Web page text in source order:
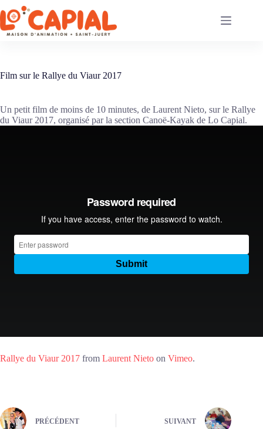
Passer
au
contenu
Film sur le Rallye du Viaur 2017
Un petit film de moins de 10 minutes, de Laurent Nieto, sur le Rallye
du Viaur 2017, organisé par la section Canoë-Kayak de Lo Capial.
Rallye du Viaur 2017 from Laurent Nieto on Vimeo.
PRÉCÉDENT SUIVANT